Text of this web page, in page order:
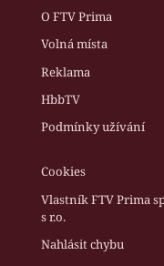
O FTV Prima
Volná místa
Reklama
HbbTV
Podmínky užívání
Cookies
Vlastník FTV Prima
s r.o.
Nahlásit chybu